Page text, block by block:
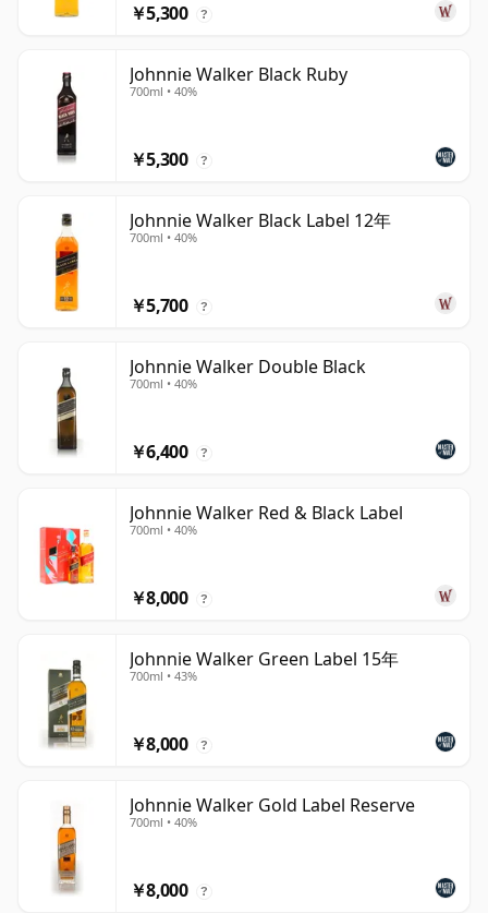
￥5,300 ?
Johnnie Walker Black Ruby
700ml • 40%
￥5,300 ?
Johnnie Walker Black Label 12年
700ml • 40%
￥5,700 ?
Johnnie Walker Double Black
700ml • 40%
￥6,400 ?
Johnnie Walker Red & Black Label
700ml • 40%
￥8,000 ?
Johnnie Walker Green Label 15年
700ml • 43%
￥8,000 ?
Johnnie Walker Gold Label Reserve
700ml • 40%
￥8,000 ?